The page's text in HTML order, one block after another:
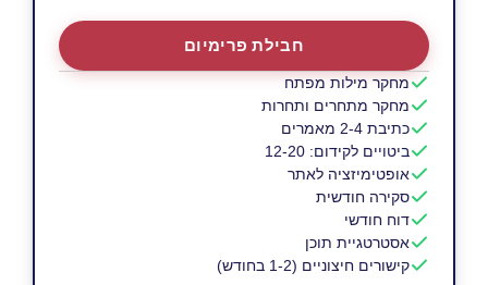
חבילת פרימיום
מחקר מילות מפתח
מחקר מתחרים ותחרות
כתיבת 2-4 מאמרים
ביטויים לקידום: 12-20
אופטימיזציה לאתר
סקירה חודשית
דוח חודשי
אסטרטגיית תוכן
קישורים חיצוניים (1-2 בחודש)